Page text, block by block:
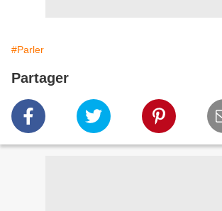
#Parler
Partager